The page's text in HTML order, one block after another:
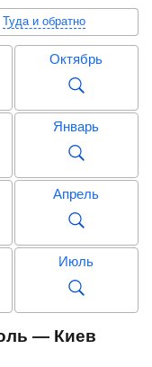
Туда и обратно
Октябрь
Январь
Апрель
Июль
Октябрь
— Киев